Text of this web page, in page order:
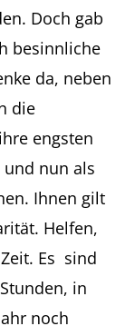
Doch gab
besinnliche
da, neben
die
engsten
nun als
Ihnen gilt
Helfen,
Es sind
in
noch